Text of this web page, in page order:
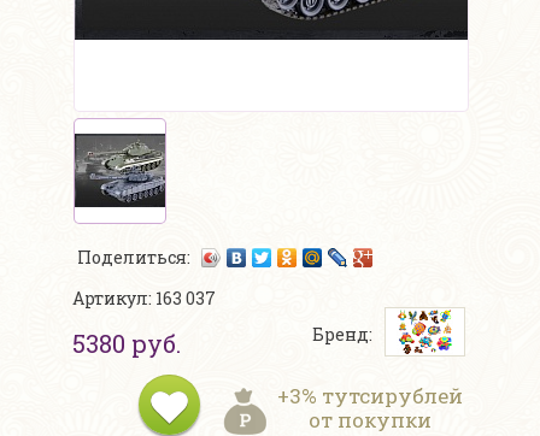
Поделиться:
Артикул: 163 037
5380 руб. Бренд:
+3% тутсирублей
от покупки